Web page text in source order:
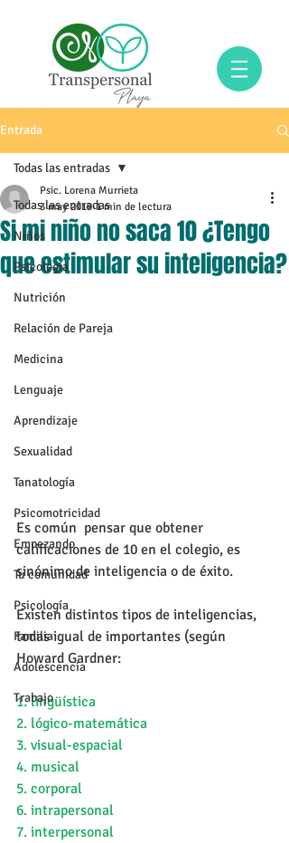
Entrada
Todas las entradas
Niños
Psicología
Nutrición
Relación de Pareja
Medicina
Lenguaje
Aprendizaje
Sexualidad
Tanatología
Psicomotricidad
Empezando
Tu comunidad
Psicología
Familia
Adolescencia
Trabajo
Todas las entradas
Si mi niño no saca 10 ¿Tengo
que estimular su inteligencia?
Psic. Lorena Murrieta
3 may 2019 1 min de lectura
Es común  pensar que obtener
calificaciones de 10 en el colegio, es
sinónimo de inteligencia o de éxito.
Existen distintos tipos de inteligencias,
todas igual de importantes (según
Howard Gardner:
1. lingüística
2. lógico-matemática
3. visual-espacial
4. musical
5. corporal
6. intrapersonal
7. interpersonal